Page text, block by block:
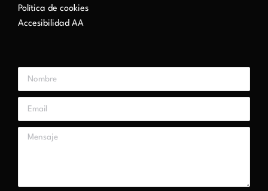
Política de cookies
Accesibilidad AA